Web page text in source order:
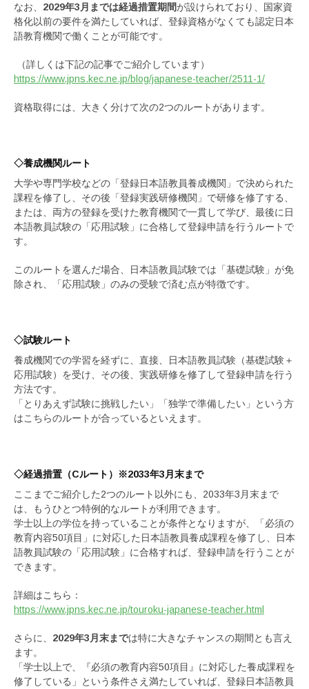
なお、 2029年3月までは経過措置期間が設けられており、国家資
格化以前の要件を満たしていれば、登録資格がなくても認定日本
語教育機関で働くことが可能です。
（詳しくは下記の記事でご紹介しています）
https://www.jpns.kec.ne.jp/blog/japanese-teacher/2511-1/
資格取得には、大きく分けて次の2つのルートがあります。
◇養成機関ルート
大学や専門学校などの「登録日本語教員養成機関」で決められた
課程を修了し、その後「登録実践研修機関」で研修を修了する、
または、両方の登録を受けた教育機関で一貫して学び、最後に日
本語教員試験の「応用試験」に合格して登録申請を行うルートで
す。
このルートを選んだ場合、日本語教員試験では「基礎試験」が免
除され、「応用試験」のみの受験で済む点が特徴です。
◇試験ルート
養成機関での学習を経ずに、直接、日本語教員試験（基礎試験＋
応用試験）を受け、その後、実践研修を修了して登録申請を行う
方法です。
「とりあえず試験に挑戦したい」「独学で準備したい」という方
はこちらのルートが合っているといえます。
◇経過措置（Cルート）※2033年3月末まで
ここまでご紹介した2つのルート以外にも、2033年3月末まで
は、もうひとつ特例的なルートが利用できます。
学士以上の学位を持っていることが条件となりますが、「必須の
教育内容50項目」に対応した日本語教員養成課程を修了し、日本
語教員試験の「応用試験」に合格すれば、登録申請を行うことが
できます。
詳細はこちら：
https://www.jpns.kec.ne.jp/touroku-japanese-teacher.html
さらに、 2029年3月末までは特に大きなチャンスの期間とも言え
ます。
「学士以上で、『必須の教育内容50項目』に対応した養成課程を
修了している」という条件さえ満たしていれば、登録日本語教員